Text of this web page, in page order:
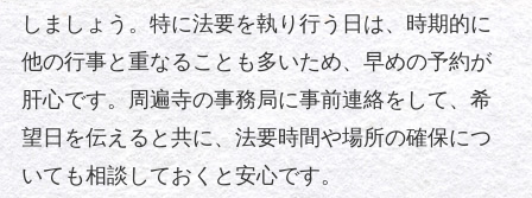
しましょう。特に法要を執り行う日は、時期的に
他の行事と重なることも多いため、早めの予約が
肝心です。周遍寺の事務局に事前連絡をして、希
望日を伝えると共に、法要時間や場所の確保につ
いても相談しておくと安心です。